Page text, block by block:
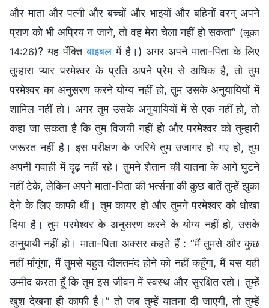
और माता और पत्नी और बच्‍चों और भाइयों और बहिनों वरन् अपने
प्राण को भी अप्रिय न जाने, तो वह मेरा चेला नहीं हो सकता” (लूका
14:26)? यह पँक्तिबाइबलमें है।) अगर अपने माता-पिता के लिए
तुम्हारा प्यार परमेश्वर के प्रति अपने प्रेम से अधिक है, तो तुम
परमेश्वर का अनुसरण करने योग्य नहीं हो, तुम उसके अनुयायियों में
शामिल नहीं हो। अगर तुम उसके अनुयायियों में से एक नहीं हो, तो
कहा जा सकता है कि तुम विजयी नहीं हो और परमेश्वर को तुम्हारी
जरूरत नहीं है। इस परीक्षण के जरिये तुम उजागर हो गए हो, तुम
अपनी गवाही में दृढ़ नहीं रहे। तुमने शैतान की यातना के आगे घुटने
नहीं टेके, लेकिन अपने माता-पिता की भर्त्सना की कुछ बातें तुम्हें झुका
देने के लिए काफी थीं। तुम कायर हो और तुमने परमेश्वर को धोखा
दिया है। तुम परमेश्वर के अनुसरण करने के योग्य नहीं हो, उसके
अनुयायी नहीं हो। माता-पिता अक्सर कहते हैं : “मैं तुमसे और कुछ
नहीं माँगूंगा, मैं तुमसे बहुत दौलतमंद होने को नहीं कहूँगा, मैं बस यही
उम्मीद करता हूँ कि तुम इस जीवन में स्वस्थ और सुरक्षित रहो। तुम्हें
खुश देखना ही काफी है।” तो जब तुम्हें यातना दी जाएगी, तो तुम्हें